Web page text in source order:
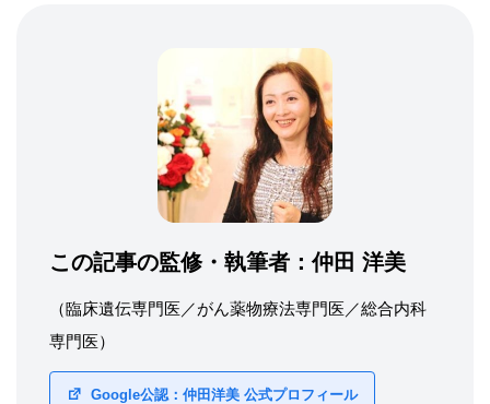
この記事の監修・執筆者：仲田 洋美
（臨床遺伝専門医／がん薬物療法専門医／総合内科
専門医）
Google公認：仲田洋美 公式プロフィール